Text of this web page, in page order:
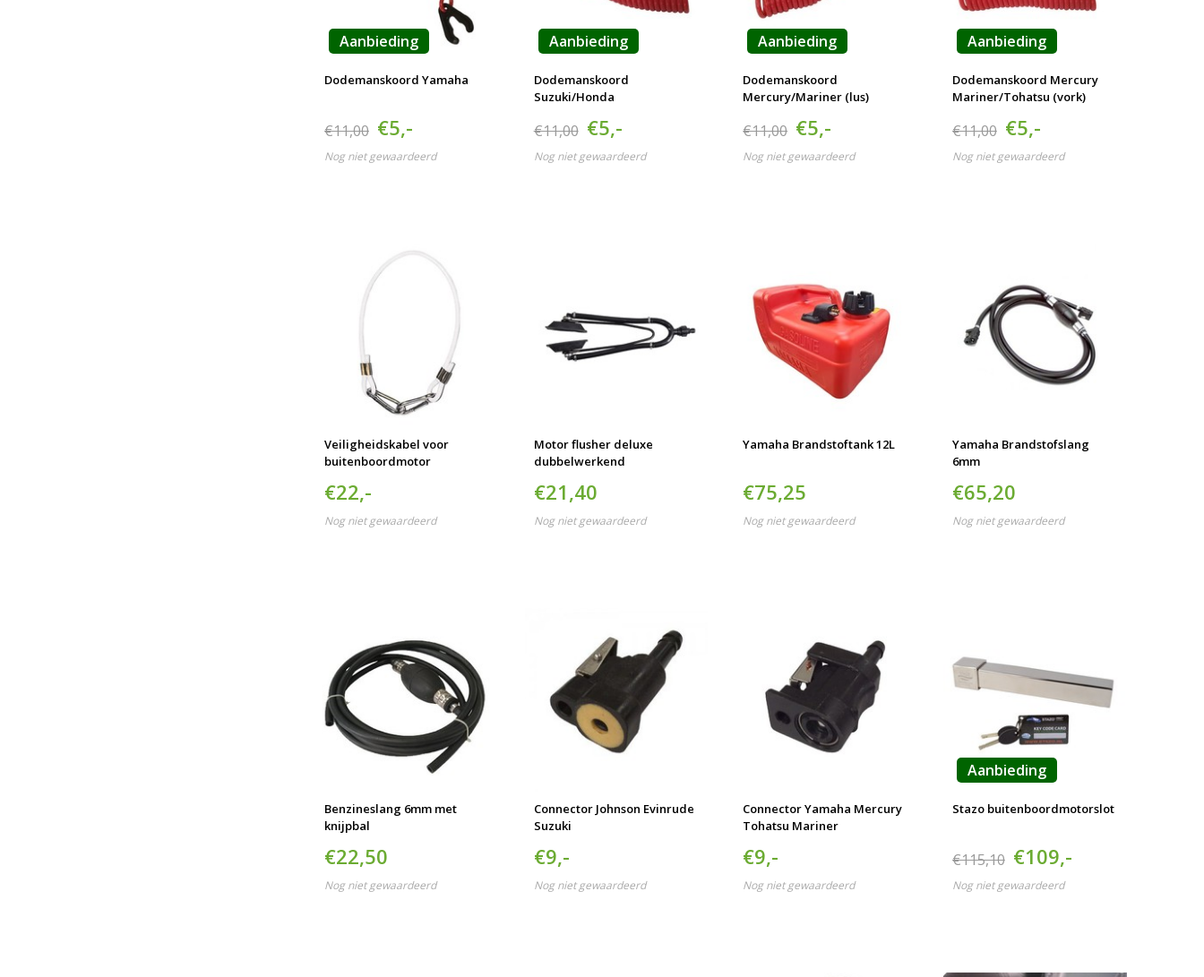
Aanbieding
Dodemanskoord Yamaha
€11,00 €5,-
Nog niet gewaardeerd
Aanbieding
Dodemanskoord
Suzuki/Honda
€11,00 €5,-
Nog niet gewaardeerd
Aanbieding
Dodemanskoord
Mercury/Mariner (lus)
€11,00 €5,-
Nog niet gewaardeerd
Aanbieding
Dodemanskoord Mercury
Mariner/Tohatsu (vork)
€11,00 €5,-
Nog niet gewaardeerd
Veiligheidskabel voor
buitenboordmotor
€22,-
Nog niet gewaardeerd
Motor flusher deluxe
dubbelwerkend
€21,40
Nog niet gewaardeerd
Yamaha Brandstoftank 12L
€75,25
Nog niet gewaardeerd
Yamaha Brandstofslang
6mm
€65,20
Nog niet gewaardeerd
Benzineslang 6mm met
knijpbal
€22,50
Nog niet gewaardeerd
Connector Johnson Evinrude
Suzuki
€9,-
Nog niet gewaardeerd
Connector Yamaha Mercury
Tohatsu Mariner
€9,-
Nog niet gewaardeerd
Aanbieding
Stazo buitenboordmotorslot
€115,10 €109,-
Nog niet gewaardeerd